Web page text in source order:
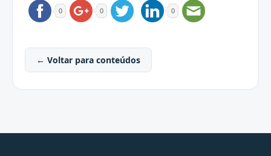
0 0 0
← Voltar para conteúdos